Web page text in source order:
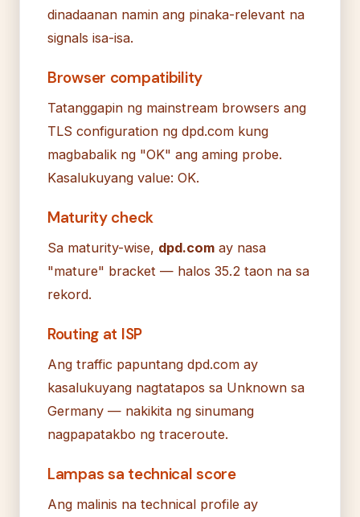
dinadaanan namin ang pinaka-relevant na
signals isa-isa.
Browser compatibility
Tatanggapin ng mainstream browsers ang
TLS configuration ng dpd.com kung
magbabalik ng "OK" ang aming probe.
Kasalukuyang value: OK.
Maturity check
Sa maturity-wise, dpd.com ay nasa
"mature" bracket — halos 35.2 taon na sa
rekord.
Routing at ISP
Ang traffic papuntang dpd.com ay
kasalukuyang nagtatapos sa Unknown sa
Germany — nakikita ng sinumang
nagpapatakbo ng traceroute.
Lampas sa technical score
Ang malinis na technical profile ay